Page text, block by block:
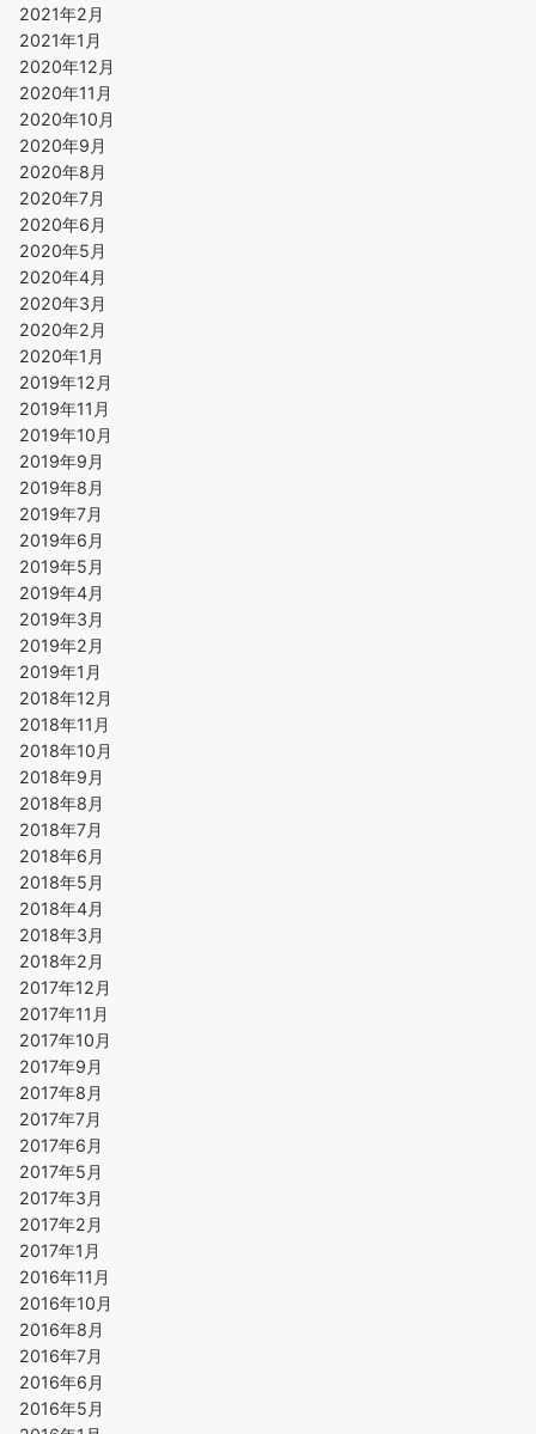
2021年2月
2021年1月
2020年12月
2020年11月
2020年10月
2020年9月
2020年8月
2020年7月
2020年6月
2020年5月
2020年4月
2020年3月
2020年2月
2020年1月
2019年12月
2019年11月
2019年10月
2019年9月
2019年8月
2019年7月
2019年6月
2019年5月
2019年4月
2019年3月
2019年2月
2019年1月
2018年12月
2018年11月
2018年10月
2018年9月
2018年8月
2018年7月
2018年6月
2018年5月
2018年4月
2018年3月
2018年2月
2017年12月
2017年11月
2017年10月
2017年9月
2017年8月
2017年7月
2017年6月
2017年5月
2017年3月
2017年2月
2017年1月
2016年11月
2016年10月
2016年8月
2016年7月
2016年6月
2016年5月